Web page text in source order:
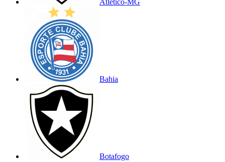
Atlético-MG
Bahia
Botafogo